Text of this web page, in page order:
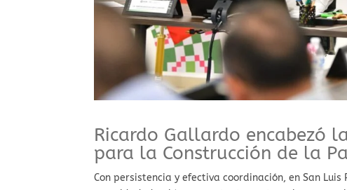
Ricardo Gallardo encabezó
para la Construcción de la
Con persistencia y efectiva coordinación, en San